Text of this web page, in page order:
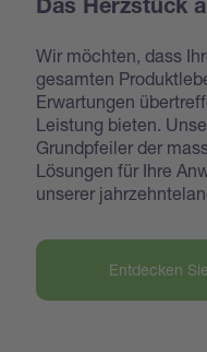
Das Herzstück
Wir möchten, dass
gesamten
Erwartungen
Leistung bieten.
Grundpfeiler der
Lösungen für Ihre
unserer
Entdecken